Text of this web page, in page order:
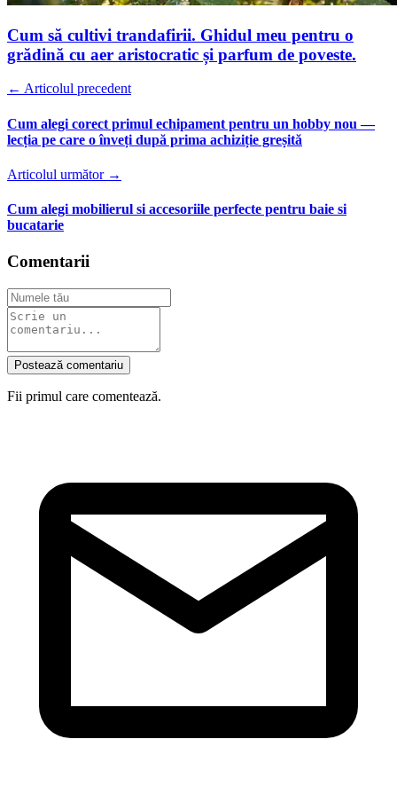
Cum să cultivi trandafirii. Ghidul meu pentru o
grădină cu aer aristocratic și parfum de poveste.
← Articolul precedent
Cum alegi corect primul echipament pentru un hobby nou —
lecția pe care o înveți după prima achiziție greșită
Articolul următor →
Cum alegi mobilierul si accesoriile perfecte pentru baie si
bucatarie
Comentarii
Postează comentariu
Fii primul care comentează.